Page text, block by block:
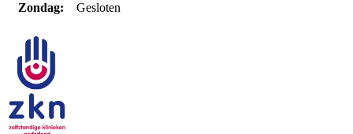
Zondag:
Gesloten